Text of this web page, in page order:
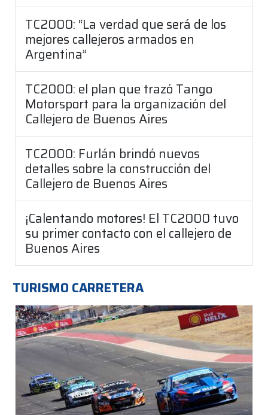
TC2000: “La verdad que será de los
mejores callejeros armados en
Argentina”
TC2000: el plan que trazó Tango
Motorsport para la organización del
Callejero de Buenos Aires
TC2000: Furlán brindó nuevos
detalles sobre la construcción del
Callejero de Buenos Aires
¡Calentando motores! El TC2000 tuvo
su primer contacto con el callejero de
Buenos Aires
TURISMO CARRETERA